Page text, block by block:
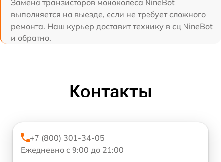
Замена транзисторов моноколеса NineBot
выполняется на выезде, если не требует сложного
ремонта. Наш курьер доставит технику в сц NineBot
и обратно.
Контакты
+7 (800) 301-34-05
Ежедневно с 9:00 до 21:00